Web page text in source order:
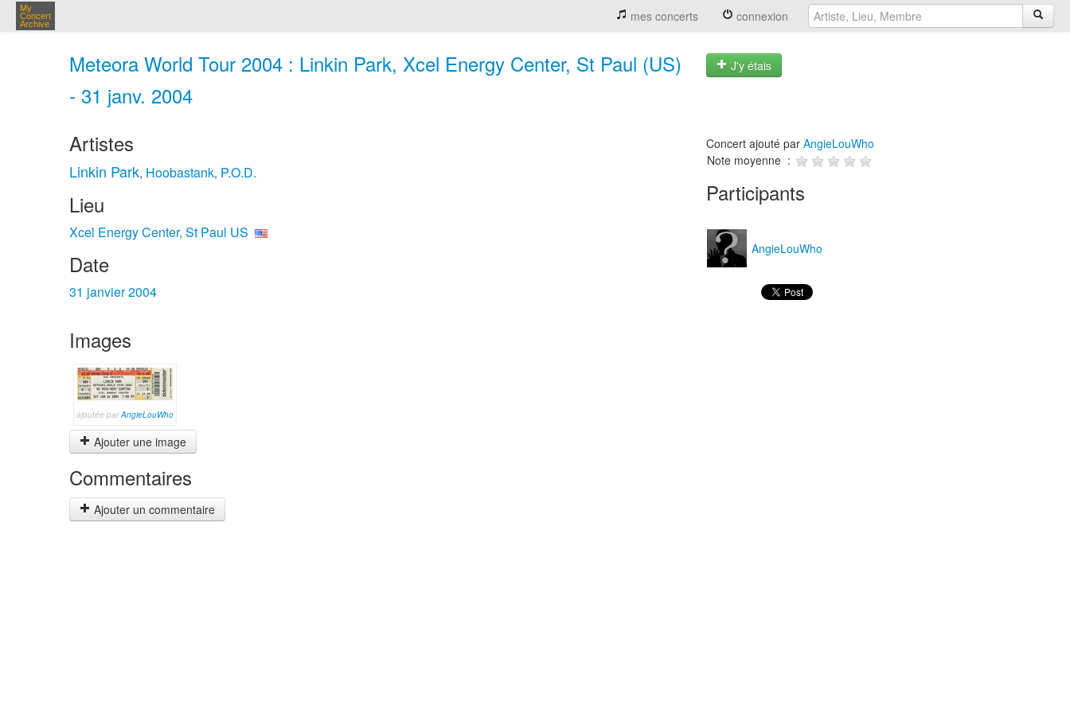
My
Concert
Archive
mes concerts connexion
Meteora World Tour 2004 : Linkin Park, Xcel Energy Center, St Paul (US)
- 31 janv. 2004
J'y étais
Artistes
Linkin Park, Hoobastank, P.O.D.
Lieu
Xcel Energy Center, St Paul US
Date
31 janvier 2004
Images
ajoutée parAngieLouWho
Ajouter une image
Commentaires
Ajouter un commentaire
Concert ajouté par AngieLouWho
Note moyenne :
Participants
AngieLouWho